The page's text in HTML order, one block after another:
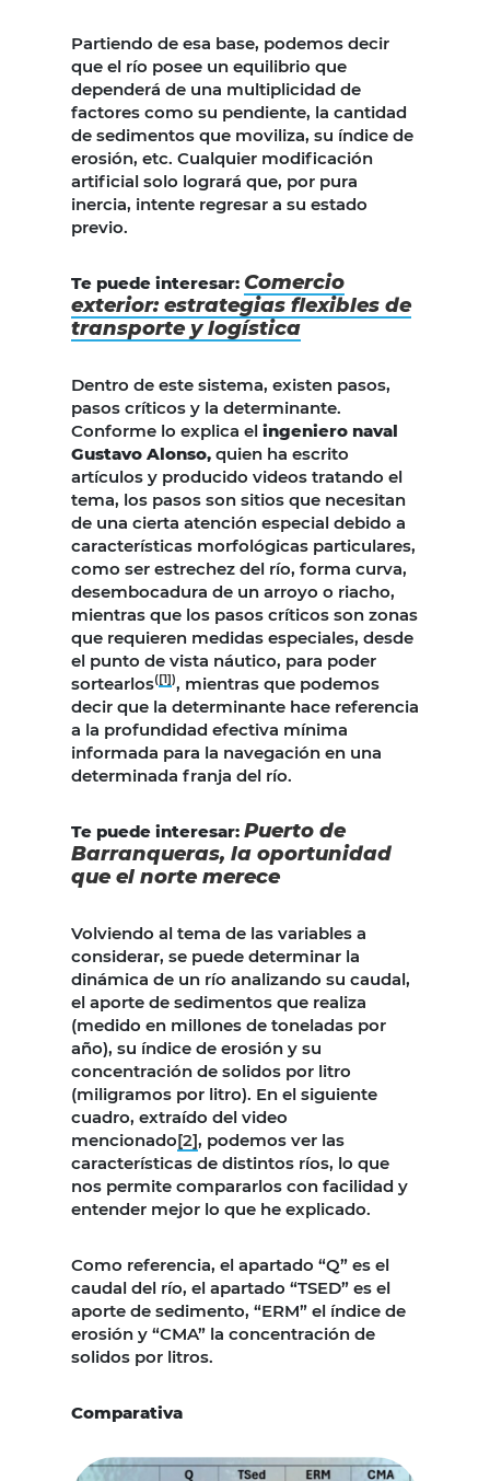
Partiendo de esa base, podemos decir
que el río posee un equilibrio que
dependerá de una multiplicidad de
factores como su pendiente, la cantidad
de sedimentos que moviliza, su índice de
erosión, etc. Cualquier modificación
artificial solo logrará que, por pura
inercia, intente regresar a su estado
previo.
Te puede interesar: Comercio
exterior: estrategias flexibles de
transporte y logística
Dentro de este sistema, existen pasos,
pasos críticos y la determinante.
Conforme lo explica el ingeniero naval
Gustavo Alonso, quien ha escrito
artículos y producido videos tratando el
tema, los pasos son sitios que necesitan
de una cierta atención especial debido a
características morfológicas particulares,
como ser estrechez del río, forma curva,
desembocadura de un arroyo o riacho,
mientras que los pasos críticos son zonas
que requieren medidas especiales, desde
el punto de vista náutico, para poder
sortearlos([1]), mientras que podemos
decir que la determinante hace referencia
a la profundidad efectiva mínima
informada para la navegación en una
determinada franja del río.
Te puede interesar: Puerto de
Barranqueras, la oportunidad
que el norte merece
Volviendo al tema de las variables a
considerar, se puede determinar la
dinámica de un río analizando su caudal,
el aporte de sedimentos que realiza
(medido en millones de toneladas por
año), su índice de erosión y su
concentración de solidos por litro
(miligramos por litro). En el siguiente
cuadro, extraído del video
mencionado[2], podemos ver las
características de distintos ríos, lo que
nos permite compararlos con facilidad y
entender mejor lo que he explicado.
Como referencia, el apartado “Q” es el
caudal del río, el apartado “TSED” es el
aporte de sedimento, “ERM” el índice de
erosión y “CMA” la concentración de
solidos por litros.
Comparativa